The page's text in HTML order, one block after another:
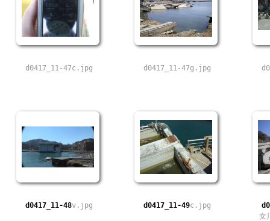
d0417_11-47c.jpg d0417_11-47g.jpg
d0417_11-48v.jpg d0417_11-49c.jpg
女